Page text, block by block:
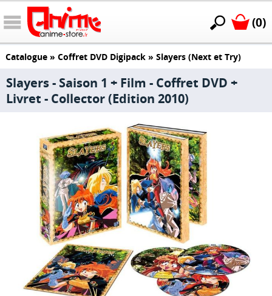
(0)
Catalogue» Coffret DVD Digipack» Slayers (Next et Try)
Slayers - Saison 1 + Film - Coffret DVD +
Livret - Collector (Edition 2010)